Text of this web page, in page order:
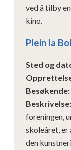
ved å tilby
kino.
Plein la
Sted og
Besøkende:
Beskrivelse:
foreningen,
skoleåret,
den